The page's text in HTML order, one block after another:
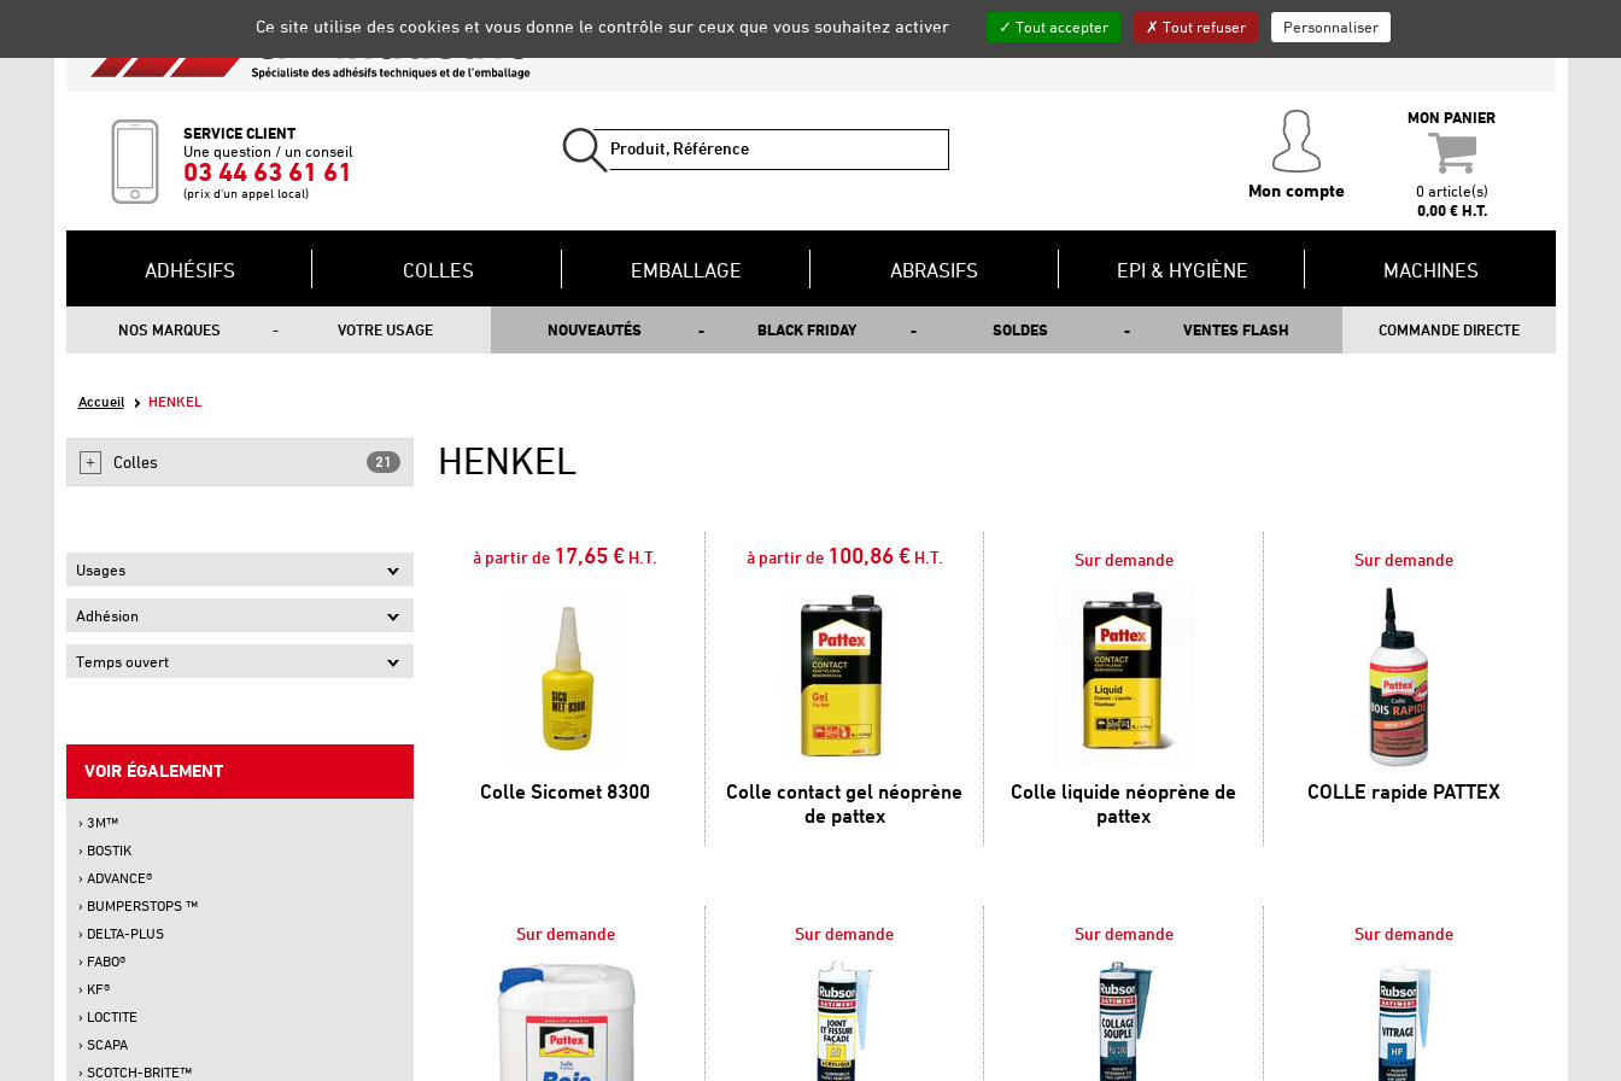
QUI SOMMES-NOUS ? INSCRIPTION NEWSLETTER
SERVICE CLIENT
Une question / un conseil
03 44 63 61 61
(prix d'un appel local) Mon compte
MON PANIER
0 article(s)
0,00 € H.T.
ADHÉSIFS COLLES EMBALLAGE ABRASIFS EPI & HYGIÈNE MACHINES
NOS MARQUES VOTRE USAGE NOUVEAUTÉS BLACK FRIDAY SOLDES VENTES FLASH COMMANDE DIRECTE
Accueil HENKEL
Colles 21
Usages
Adhésion
Temps ouvert
VOIR ÉGALEMENT
› 3M™
› BOSTIK
› ADVANCE®
› BUMPERSTOPS ™
› DELTA-PLUS
› FABO®
› KF®
› LOCTITE
› SCAPA
› SCOTCH-BRITE™
HENKEL
à partir de 17,65 € H.T.
Colle Sicomet 8300
à partir de 100,86 €H.T.
Colle contact gel néoprène
de pattex
Sur demande
Colle liquide néoprène de
pattex
Sur demande
COLLE rapide PATTEX
Sur demande Sur demande Sur demande Sur demande
Ce site utilise des cookies et vous donne le contrôle sur ceux que vous souhaitez activer Tout accepter Tout refuser Personnaliser